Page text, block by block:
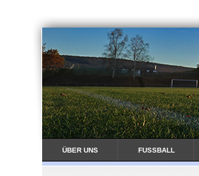
ÜBER UNS FUSSBALL